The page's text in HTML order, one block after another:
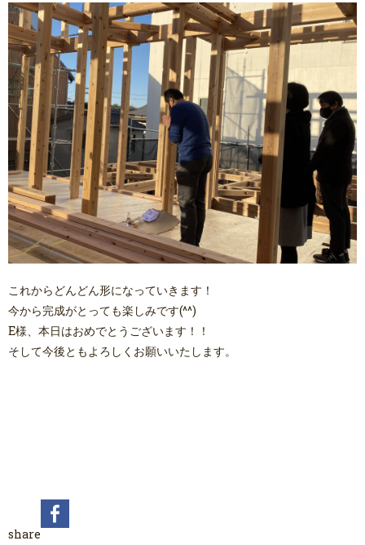
これからどんどん形になっていきます！
今から完成がとっても楽しみです(^^)
E様、本日はおめでとうございます！！
そして今後ともよろしくお願いいたします。
share